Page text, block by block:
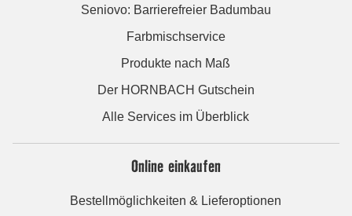
Seniovo: Barrierefreier Badumbau
Farbmischservice
Produkte nach Maß
Der HORNBACH Gutschein
Alle Services im Überblick
Online einkaufen
Bestellmöglichkeiten & Lieferoptionen